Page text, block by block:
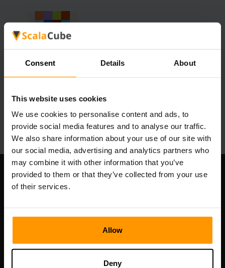
Consent Details About
This website uses cookies
We use cookies to personalise content and ads, to
provide social media features and to analyse our traffic.
We also share information about your use of our site with
our social media, advertising and analytics partners who
may combine it with other information that you’ve
provided to them or that they’ve collected from your use
of their services.
Allow
Deny
Şirketimiz
Scalable Hosting Solutions OÜ
KDV numarası: EE102133820
Adres: Harju maakond, Tallinn, Kesklinna linnaosa,